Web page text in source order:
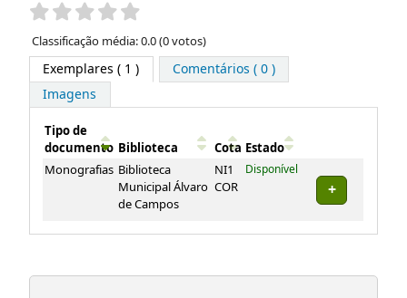
Pontuação
Classificação média: 0.0 (0 votos)
Exemplares ( 1 )
Comentários ( 0 )
Imagens
Exemplares
Tipo de
documento Biblioteca Cota Estado
Monografias Biblioteca
Municipal Álvaro
de Campos
NI1
COR
Disponível